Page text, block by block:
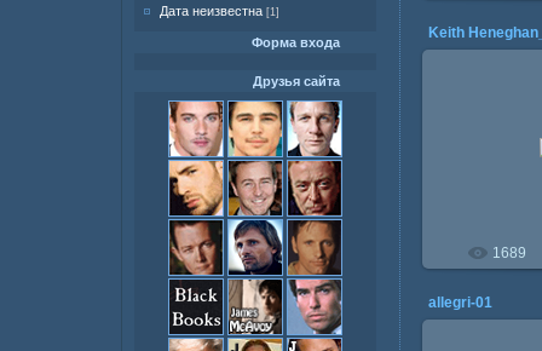
Дата неизвестна [1]
Форма входа
Друзья сайта
Keith
1689
allegri-01